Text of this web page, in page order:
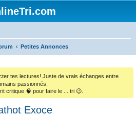
Petites Annonces
tes lectures! Juste de vrais échanges entre
passionnés.
critique 🧠 pour faire le ... tri 😉.
Exoce